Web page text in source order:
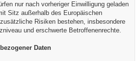
nur nach vorheriger Einwilligung geladen
Sitz außerhalb des Europäischen
Risiken bestehen, insbesondere
und erschwerte Betroffenenrechte.
Daten